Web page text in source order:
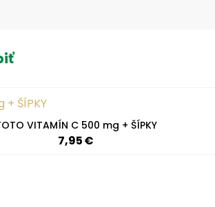
VITAMÍN C 500 mg + ŠÍPKY
7,95 €